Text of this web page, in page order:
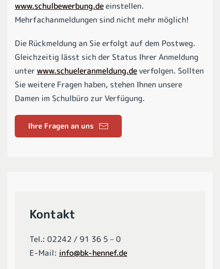
www.schulbewerbung.deeinstellen.
Mehrfachanmeldungen sind nicht mehr möglich!
Die Rückmeldung an Sie erfolgt auf dem Postweg.
Gleichzeitig lässt sich der Status Ihrer Anmeldung
unterwww.schueleranmeldung.deverfolgen. Sollten
Sie weitere Fragen haben, stehen Ihnen unsere
Damen im Schulbüro zur Verfügung.
Ihre Fragen an uns
Kontakt
Tel.: 02242 / 91 36 5 – 0
E-Mail: info@bk-hennef.de